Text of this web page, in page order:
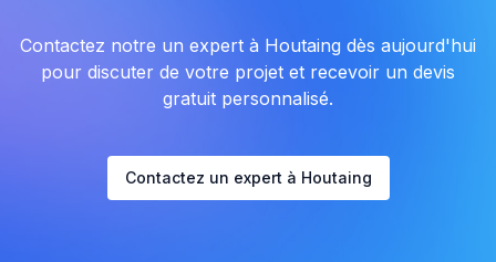
Contactez notre un expert à Houtaing dès aujourd'hui
pour discuter de votre projet et recevoir un devis
gratuit personnalisé.
Contactez un expert à Houtaing